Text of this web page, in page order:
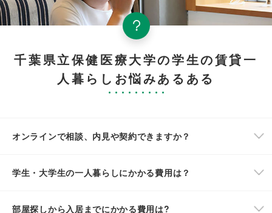
千葉県立保健医療大学の学生の賃貸一
人暮らしお悩みあるある
オンラインで相談、内見や契約できますか？
学生・大学生の一人暮らしにかかる費用は？
部屋探しから入居までにかかる費用は?